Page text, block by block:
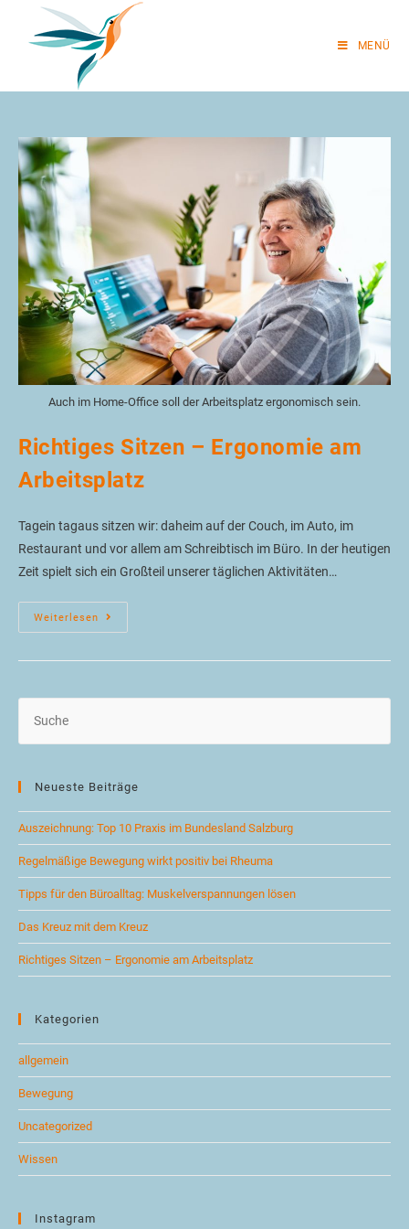
MENÜ
Auch im Home-Office soll der Arbeitsplatz ergonomisch sein.
Richtiges Sitzen – Ergonomie am
Arbeitsplatz
Tagein tagaus sitzen wir: daheim auf der Couch, im Auto, im
Restaurant und vor allem am Schreibtisch im Büro. In der heutigen
Zeit spielt sich ein Großteil unserer täglichen Aktivitäten…
Weiterlesen
Neueste Beiträge
Auszeichnung: Top 10 Praxis im Bundesland Salzburg
Regelmäßige Bewegung wirkt positiv bei Rheuma
Tipps für den Büroalltag: Muskelverspannungen lösen
Das Kreuz mit dem Kreuz
Richtiges Sitzen – Ergonomie am Arbeitsplatz
Kategorien
allgemein
Bewegung
Uncategorized
Wissen
Instagram